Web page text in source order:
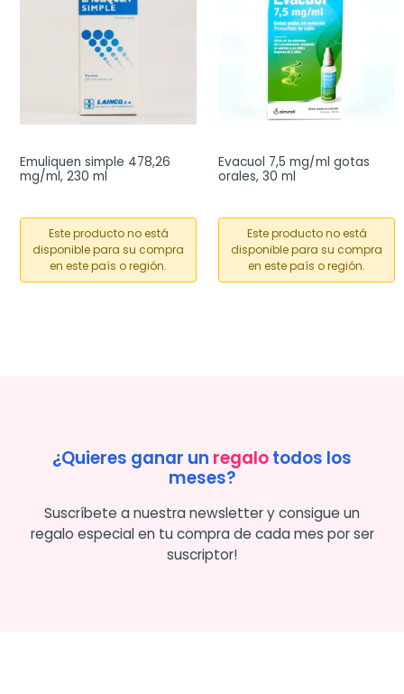
Emuliquen simple 478,26
mg/ml, 230 ml
Este producto no está
disponible para su compra
en este país o región.
Evacuol 7,5 mg/ml gotas
orales, 30 ml
Este producto no está
disponible para su compra
en este país o región.
¿Quieres ganar un regalotodos los
meses?
Suscríbete a nuestra newsletter y consigue un
regalo especial en tu compra de cada mes por ser
suscriptor!